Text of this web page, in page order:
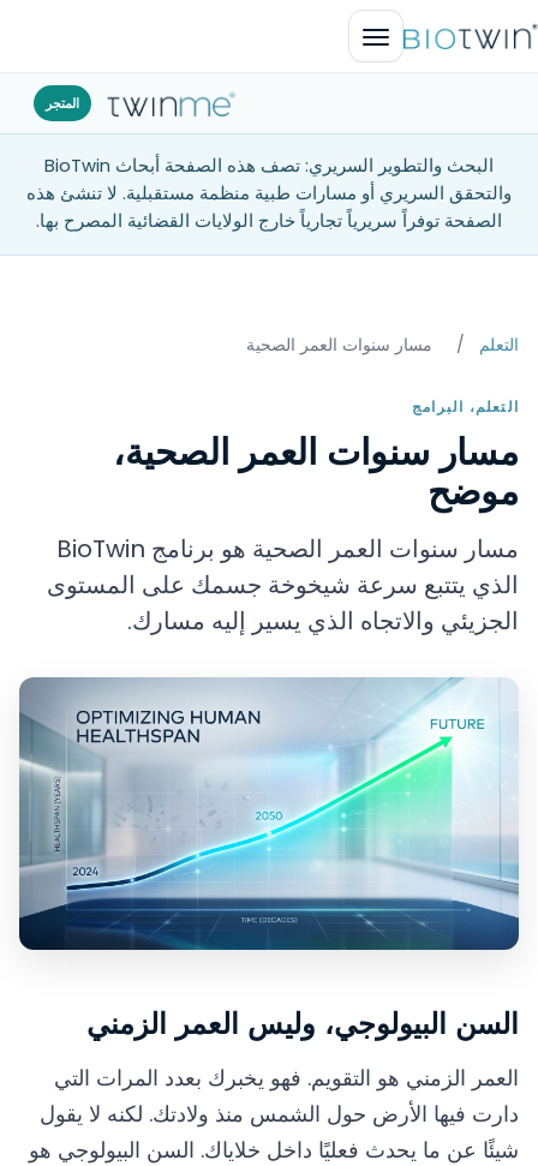
افتح القائمة
المتجر
البحث والتطوير السريري: تصف هذه الصفحة أبحاث BioTwin
والتحقق السريري أو مسارات طبية منظمة مستقبلية. لا تنشئ هذه
الصفحة توفراً سريرياً تجارياً خارج الولايات القضائية المصرح بها.
التعلم / مسار سنوات العمر الصحية
التعلم، البرامج
مسار سنوات العمر الصحية،
موضح
مسار سنوات العمر الصحية هو برنامج BioTwin
الذي يتتبع سرعة شيخوخة جسمك على المستوى
الجزيئي والاتجاه الذي يسير إليه مسارك.
السن البيولوجي، وليس العمر الزمني
العمر الزمني هو التقويم. فهو يخبرك بعدد المرات التي
دارت فيها الأرض حول الشمس منذ ولادتك. لكنه لا يقول
شيئًا عن ما يحدث فعليًا داخل خلاياك. السن البيولوجي هو